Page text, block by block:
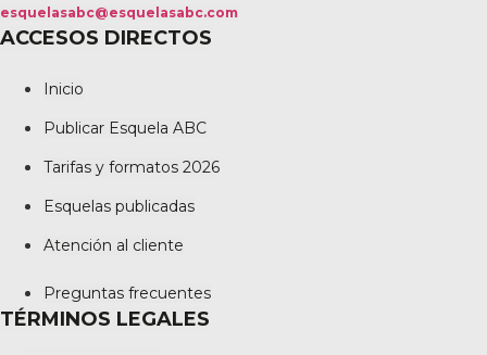
esquelasabc@esquelasabc.com
ACCESOS DIRECTOS
Inicio
Publicar Esquela ABC
Tarifas y formatos 2026
Esquelas publicadas
Atención al cliente
Preguntas frecuentes
TÉRMINOS LEGALES